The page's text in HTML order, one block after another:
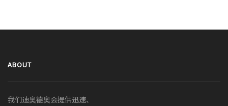
ABOUT
我们迪奥德奥会提供迅速、